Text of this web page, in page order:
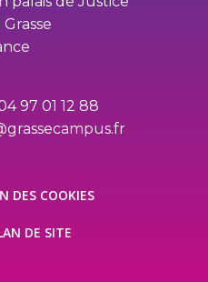
97 01 12 88
DES COOKIES
DE SITE